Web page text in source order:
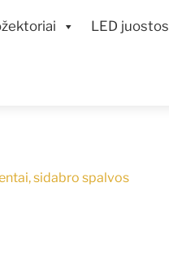
LED juostos